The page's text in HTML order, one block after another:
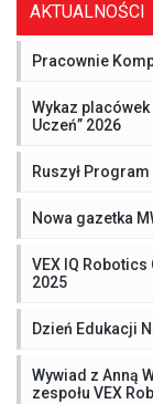
AKTUALNOŚCI
Pracownie
Wykaz
Uczeń” 2026
Ruszył Program
Nowa gazetka
VEX IQ
2025
Dzień Edukacji
Wywiad z Anną
zespołu VEX